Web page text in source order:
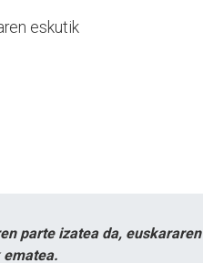
eskutik
parte izatea da,